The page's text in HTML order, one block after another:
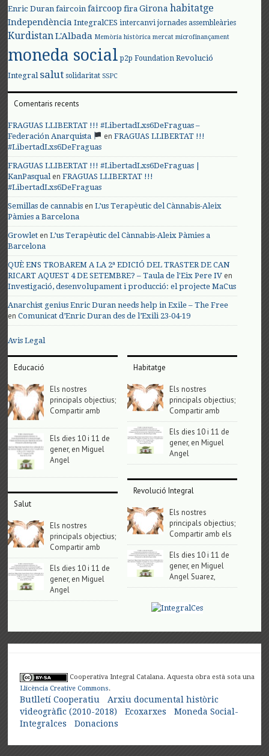
Enric Duran faircoin faircoop fira Girona habitatge
Independència IntegralCES intercanvi jornades assembleàries
KurdistanL'Albada Memòria històrica mercat microfinançament
moneda social p2p Foundation Revolució
Integral salut solidaritat SSPC
Comentaris recents
FRAGUAS LLIBERTAT !!! #LibertadLxs6DeFraguas –
Federación Anarquista
enFRAGUAS LLIBERTAT !!!
#LibertadLxs6DeFraguas
FRAGUAS LLIBERTAT !!! #LibertadLxs6DeFraguas |
KanPasqualenFRAGUAS LLIBERTAT !!!
#LibertadLxs6DeFraguas
Semillas de cannabis enL’us Terapèutic del Cànnabis-Aleix
Pàmies a Barcelona
Growlet enL’us Terapèutic del Cànnabis-Aleix Pàmies a
Barcelona
QUÈ ENS TROBAREM A LA 2ª EDICIÓ DEL TRASTER DE CAN
RICART AQUEST 4 DE SETEMBRE? – Taula de l'Eix Pere IV en
Investigació, desenvolupament i producció: el projecte MaCus
Anarchist genius Enric Duran needs help in Exile – The Free
enComunicat d’Enric Duran des de l’Exili 23-04-19
Avis Legal
Educació
Els nostres
principals objectius;
Compartir amb
Els dies 10 i 11 de
gener, en Miguel
Angel
Salut
Els nostres
principals objectius;
Compartir amb
Els dies 10 i 11 de
gener, en Miguel
Angel
Habitatge
Els nostres
principals objectius;
Compartir amb
Els dies 10 i 11 de
gener, en Miguel
Angel
Revolució Integral
Els nostres
principals objectius;
Compartir amb els
Els dies 10 i 11 de
gener, en Miguel
Angel Suarez,
Cooperativa Integral Catalana. Aquesta obra està sota una
Llicència Creative Commons.
Butlletí Cooperatiu
Arxiu documental històric
videogràfic (2010-2018)
Ecoxarxes
Moneda Social-
Integralces
Donacions